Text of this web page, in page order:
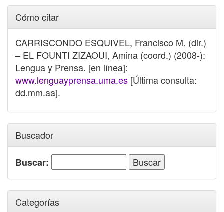
Cómo citar
CARRISCONDO ESQUIVEL, Francisco M. (dir.)
– EL FOUNTI ZIZAOUI, Amina (coord.) (2008-):
Lengua y Prensa. [en línea]:
www.lenguayprensa.uma.es [Última consulta:
dd.mm.aa].
Buscador
Buscar:
Categorías